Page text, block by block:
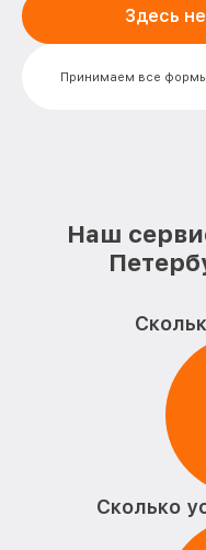
Замена аккумулятора
Замена корпуса
Xiaomi
Замена подсветки
Восстановление
электросамоката
Замена элемента
электросамоката
Принимаем все
Здесь
Наш
Сколько